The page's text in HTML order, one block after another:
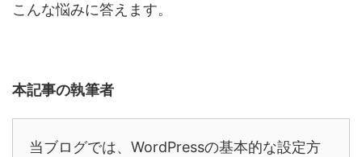
こんな悩みに答えます。
本記事の執筆者
当ブログでは、 WordPressの基本的な設定方